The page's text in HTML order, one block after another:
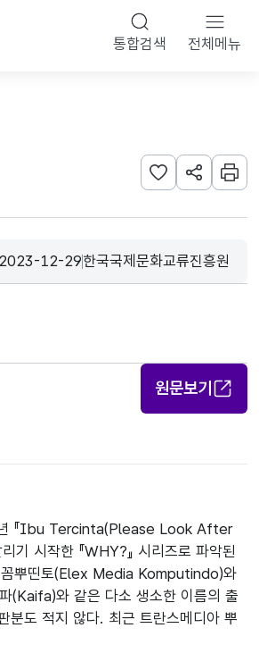
통합검색 전체메뉴
관심사 등록하기
URL 공유하
인쇄
등록일
2023-12-29
수집기관
한국국제문화교류진흥원
원문보기
년 『Ibu Tercinta(Please Look After
기 시작한 『WHY?』 시리즈로 파악된
뿌띤토(Elex Media Komputindo)와
(Kaifa)와 같은 다소 생소한 이름의 출
도 적지 않다. 최근 트란스메디아 뿌